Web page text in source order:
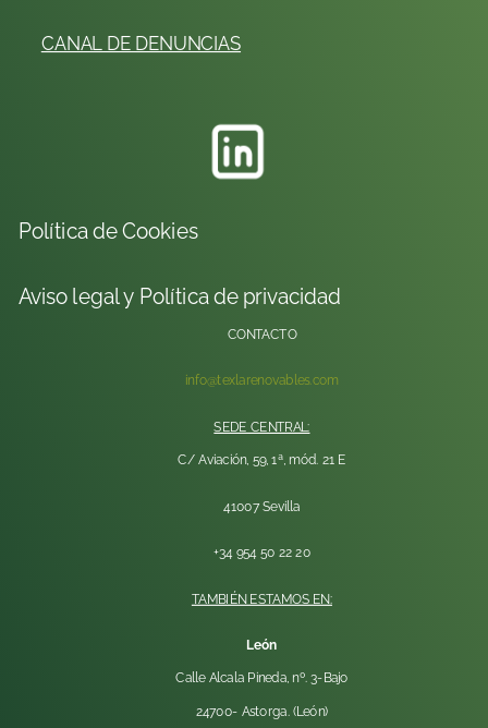
CANAL DE DENUNCIAS
Política de Cookies
Aviso legal y Política de privacidad
CONTACTO
info@texlarenovables.com
SEDE CENTRAL:
C/ Aviación, 59, 1ª, mód. 21 E
41007 Sevilla
+34 954 50 22 20
TAMBIÉN ESTAMOS EN:
León
Calle Alcala Pineda, nº. 3-Bajo
24700- Astorga. (León)